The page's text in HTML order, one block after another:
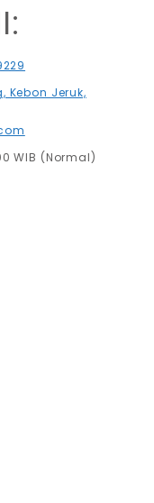
Kebon Jeruk,
WIB (Normal)